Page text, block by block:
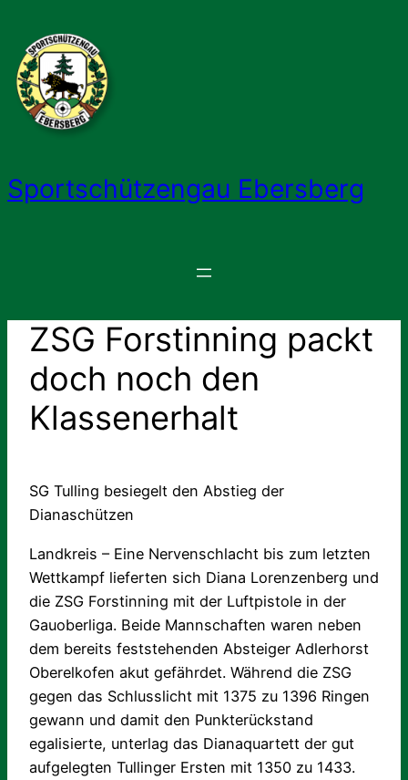
Inhalt
springen
Sportschützengau Ebersberg
ZSG Forstinning packt
doch noch den
Klassenerhalt
SG Tulling besiegelt den Abstieg der
Dianaschützen
Landkreis – Eine Nervenschlacht bis zum letzten
Wettkampf lieferten sich Diana Lorenzenberg und
die ZSG Forstinning mit der Luftpistole in der
Gauoberliga. Beide Mannschaften waren neben
dem bereits feststehenden Absteiger Adlerhorst
Oberelkofen akut gefährdet. Während die ZSG
gegen das Schlusslicht mit 1375 zu 1396 Ringen
gewann und damit den Punkterückstand
egalisierte, unterlag das Dianaquartett der gut
aufgelegten Tullinger Ersten mit 1350 zu 1433.